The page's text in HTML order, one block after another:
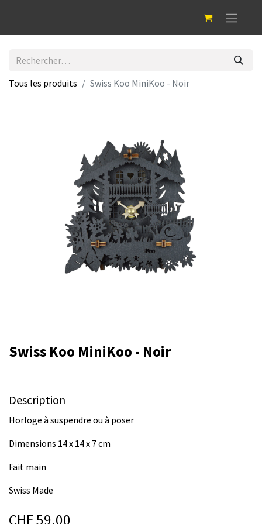
Tous les produits Swiss Koo MiniKoo - Noir
Swiss Koo MiniKoo - Noir
Description
Horloge à suspendre ou à poser
Dimensions 14 x 14 x 7 cm
Fait main
Swiss Made
CHF59.00